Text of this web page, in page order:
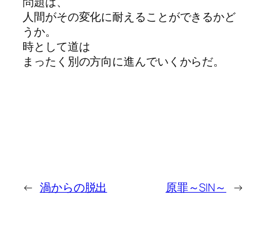
人間がその変化に耐えることができるかど
うか。
時として道は
まったく別の方向に進んでいくからだ。
← 渦からの脱出 原罪～SIN～ →